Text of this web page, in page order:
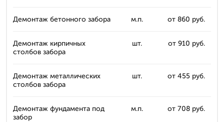
Демонтаж бетонного забора м.п. от 860 руб.
Демонтаж кирпичных
столбов забора
шт. от 910 руб.
Демонтаж металлических
столбов забора
шт. от 455 руб.
Демонтаж фундамента под
забор
м.п. от 708 руб.